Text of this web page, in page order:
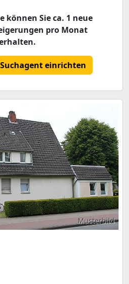
können Sie ca. 1 neue
pro Monat
einrichten
Musterbild